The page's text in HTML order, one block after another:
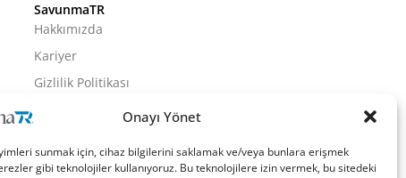
Onayı Yönet
sunmak için, cihaz bilgilerini saklamak ve/veya bunlara erişmek
gibi teknolojiler kullanıyoruz. Bu teknolojilere izin vermek, bu sitedeki
SavunmaTR
Hakkımızda
Kariyer
Gizlilik Politikası